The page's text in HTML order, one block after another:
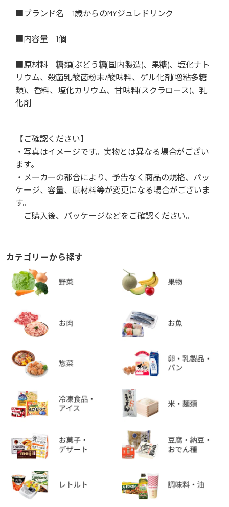
■ブランド名 1歳からのMYジュレドリンク
■内容量 1個
■原材料 糖類(ぶどう糖(国内製造)、果糖)、塩化ナト
リウム、殺菌乳酸菌粉末/酸味料、ゲル化剤(増粘多糖
類)、香料、塩化カリウム、甘味料(スクラロース)、乳
化剤
【ご確認ください】
・写真はイメージです。実物とは異なる場合がござい
ます。
・メーカーの都合により、予告なく商品の規格、パッ
ケージ、容量、原材料等が変更になる場合がございま
す。
ご購入後、パッケージなどをご確認ください。
カテゴリーから探す